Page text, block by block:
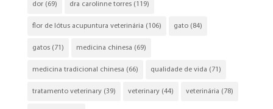
dor(69) dra carolinne torres(119)
flor de lótus acupuntura veterinária (106) gato(84)
gatos(71) medicina chinesa (69)
medicina tradicional chinesa (66) qualidade de vida (71)
tratamento veterinary(39) veterinary(44) veterinária (78)